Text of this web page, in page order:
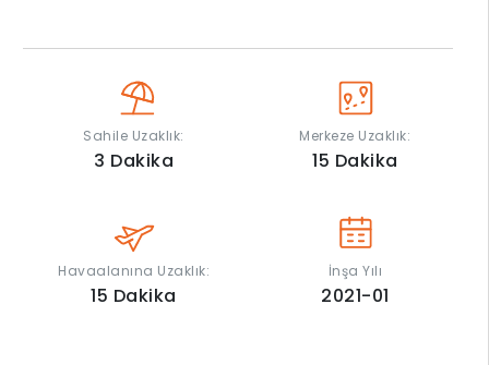
Sahile Uzaklık:
3 Dakika
Merkeze Uzaklık:
15 Dakika
Havaalanına Uzaklık:
15 Dakika
İnşa Yılı
2021-01